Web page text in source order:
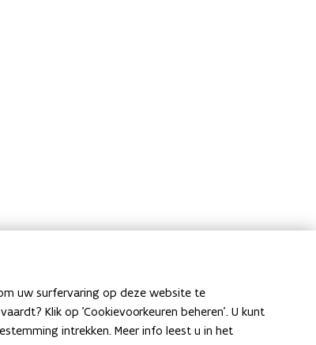
uw surfervaring op deze website te
Klik op 'Cookievoorkeuren beheren'. U kunt
intrekken. Meer info leest u in het